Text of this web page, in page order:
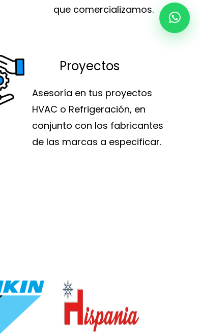
que comercializamos.
Proyectos
Asesoría en tus proyectos
HVAC o Refrigeración, en
conjunto con los fabricantes
de las marcas a especificar.